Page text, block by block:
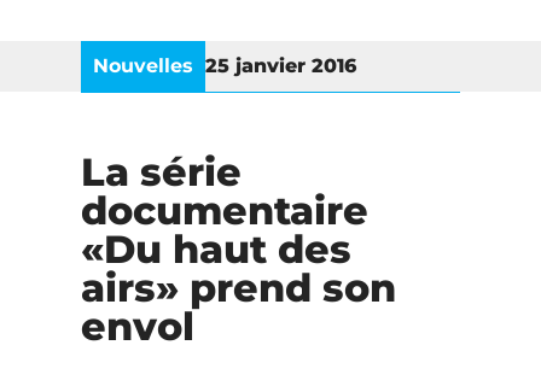
Nouvelles 25 janvier 2016
La série
documentaire
«Du haut des
airs» prend son
envol